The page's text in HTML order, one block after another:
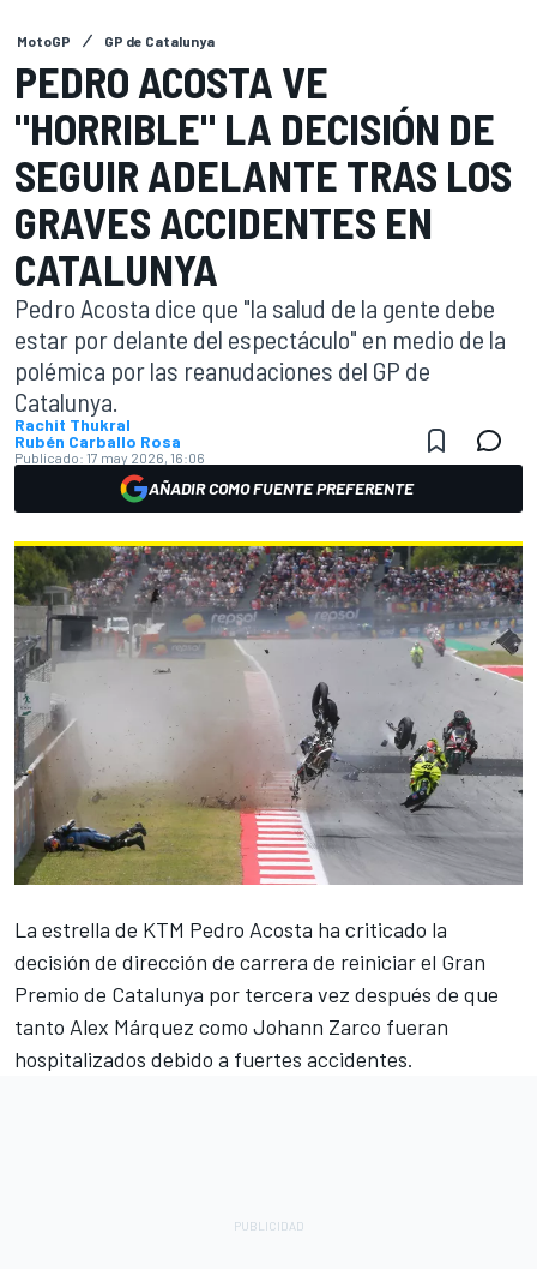
MotoGP GP de Catalunya
PEDRO ACOSTA VE
"HORRIBLE" LA DECISIÓN DE
SEGUIR ADELANTE TRAS LOS
GRAVES ACCIDENTES EN
CATALUNYA
Pedro Acosta dice que "la salud de la gente debe
estar por delante del espectáculo" en medio de la
polémica por las reanudaciones del GP de
Catalunya.
Rachit Thukral
Rubén Carballo Rosa
Publicado: 17 may 2026, 16:06
AÑADIR COMO FUENTE PREFERENTE
La estrella de KTM Pedro Acosta ha criticado la
decisión de dirección de carrera de reiniciar el Gran
Premio de Catalunya por tercera vez después de que
tanto Alex Márquez como Johann Zarco fueran
hospitalizados debido a fuertes accidentes.